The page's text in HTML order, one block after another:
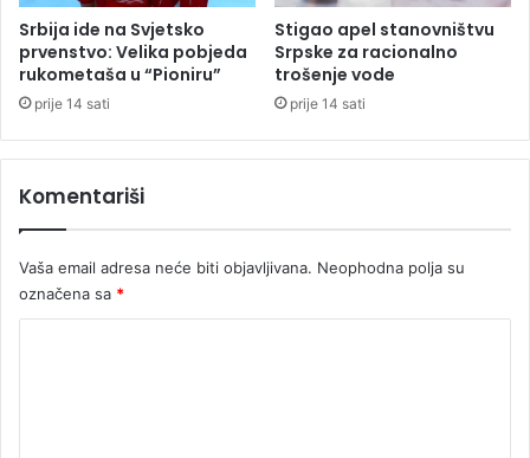
i
č
e
n
g
a
i
s
t
Srbija ide na Svjetsko
prvenstvo: Velika pobjeda
rukometaša u “Pioniru”
prije 14 sati
Stigao apel stanovništvu
Srpske za racionalno
trošenje vode
prije 14 sati
Komentariši
Vaša email adresa neće biti objavljivana. Neophodna polja su
označena sa *